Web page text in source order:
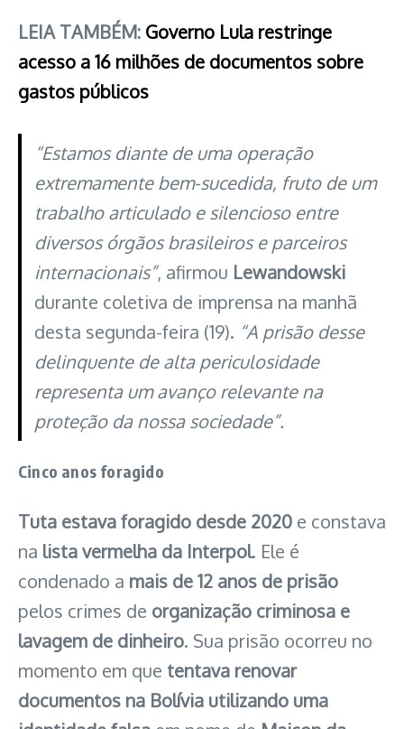
LEIA TAMBÉM: Governo Lula restringe
acesso a 16 milhões de documentos sobre
gastos públicos
“Estamos diante de uma operação
extremamente bem-sucedida, fruto de um
trabalho articulado e silencioso entre
diversos órgãos brasileiros e parceiros
internacionais”, afirmou Lewandowski
durante coletiva de imprensa na manhã
desta segunda-feira (19). “A prisão desse
delinquente de alta periculosidade
representa um avanço relevante na
proteção da nossa sociedade”.
Cinco anos foragido
Tuta estava foragido desde 2020 e constava
na lista vermelha da Interpol. Ele é
condenado a mais de 12 anos de prisão
pelos crimes de organização criminosa e
lavagem de dinheiro. Sua prisão ocorreu no
momento em que tentava renovar
documentos na Bolívia utilizando uma